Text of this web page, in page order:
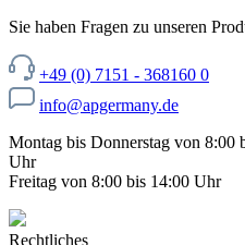
Sie haben Fragen zu unseren
+49 (0) 7151 - 368160 0
info@apgermany.de
Montag bis Donnerstag von 8:00
Uhr
Freitag von 8:00 bis 14:00 Uhr
Rechtliches